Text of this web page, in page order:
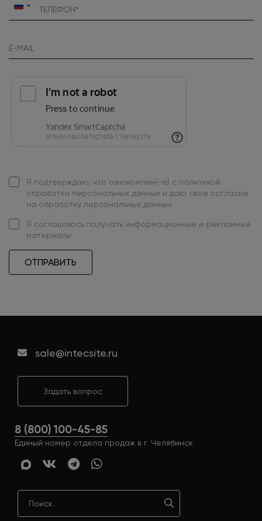
Россия
Я подтверждаю, что ознакомлен(-а) с политикой
обработки персональных данных и даю свое согласие
на обработку персональных данных
Я соглашаюсь получать информационные и рекламные
материалы
ОТПРАВИТЬ
sale@intecsite.ru
Задать вопрос
8 (800) 100-45-85
Единый номер отдела продаж в г. Челябинск